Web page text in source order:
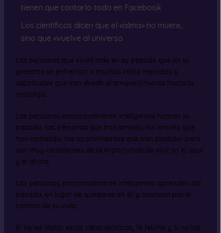
tienen que contarlo todo en Facebook
Los científicos dicen que el «alma» no muere,
sino que «vuelve al universo
Las personas que viven más en su pasado que en su
presente se enfrentan a muchos retos mentales y
espirituales que van desde el arrepentimiento hasta la
nostalgia.
Las personas emocionalmente inteligentes honran su
pasado -las personas que han amado, los errores que
han cometido, las oportunidades que han perdido- pero
son muy conscientes de la importancia de vivir en el aquí
y el ahora.
Las personas emocionalmente inteligentes aprenden del
pasado, en lugar de quedarse en él, y avanzan por el
camino de su vida.
Si tienes todas estas características, te felicito y si no las